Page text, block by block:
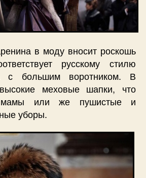
в моду вносит роскошь
русскому стилю
с большим воротником. В
меховые шапки, что
или же пушистые и
уборы.